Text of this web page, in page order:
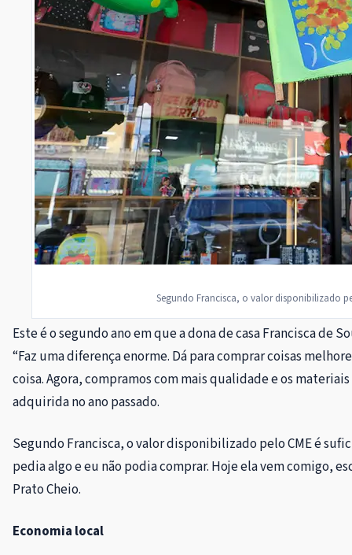
Segundo Francisca, o valor disponibilizado
Este é o segundo ano em que a dona de casa Francisca de
“Faz uma diferença enorme. Dá para comprar coisas
coisa. Agora, compramos com mais qualidade e os
adquirida no ano passado.
Segundo Francisca, o valor disponibilizado pelo CME é
pedia algo e eu não podia comprar. Hoje ela vem comigo,
Prato Cheio.
Economia local